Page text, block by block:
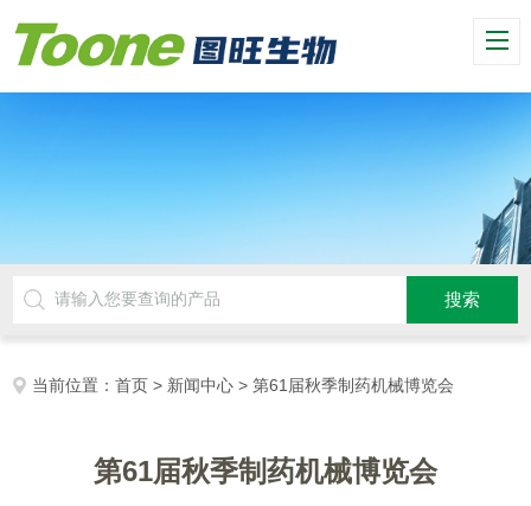
当前位置：首页 > 新闻中心 > 第61届秋季制药机械博览会
第61届秋季制药机械博览会